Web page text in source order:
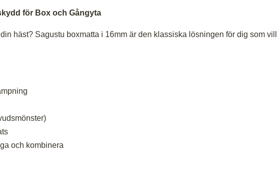
för Box och Gångyta
häst? Sagustu boxmatta i 16mm är den klassiska lösningen för dig som
och kombinera